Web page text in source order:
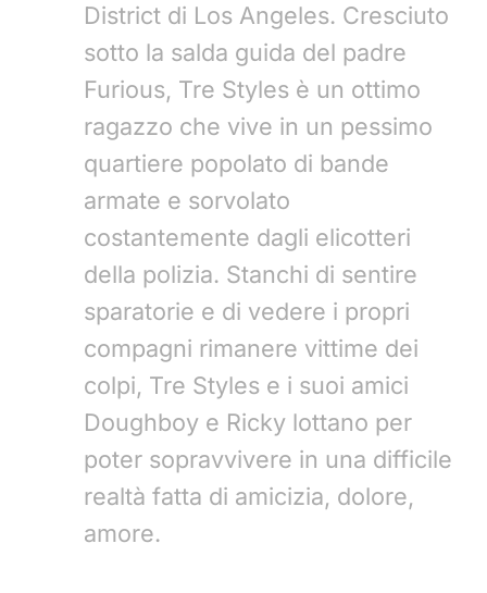
District di Los Angeles. Cresciuto
sotto la salda guida del padre
Furious, Tre Styles è un ottimo
ragazzo che vive in un pessimo
quartiere popolato di bande
armate e sorvolato
costantemente dagli elicotteri
della polizia. Stanchi di sentire
sparatorie e di vedere i propri
compagni rimanere vittime dei
colpi, Tre Styles e i suoi amici
Doughboy e Ricky lottano per
poter sopravvivere in una difficile
realtà fatta di amicizia, dolore,
amore.